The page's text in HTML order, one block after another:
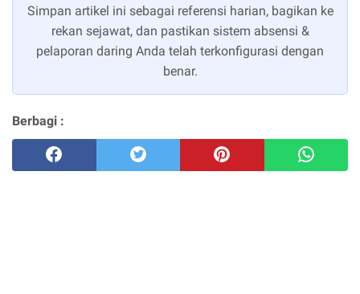
Simpan artikel ini sebagai referensi harian, bagikan ke
rekan sejawat, dan pastikan sistem absensi &
pelaporan daring Anda telah terkonfigurasi dengan
benar.
Berbagi :